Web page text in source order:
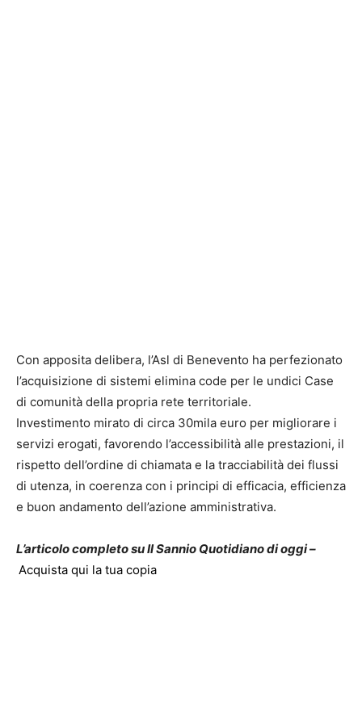
Con apposita delibera, l’Asl di Benevento ha perfezionato
l’acquisizione di sistemi elimina code per le undici Case
di comunità della propria rete territoriale.
Investimento mirato di circa 30mila euro per migliorare i
servizi erogati, favorendo l’accessibilità alle prestazioni, il
rispetto dell’ordine di chiamata e la tracciabilità dei flussi
di utenza, in coerenza con i principi di efficacia, efficienza
e buon andamento dell’azione amministrativa.
L’articolo completo su Il Sannio Quotidiano di oggi –
Acquista qui la tua copia